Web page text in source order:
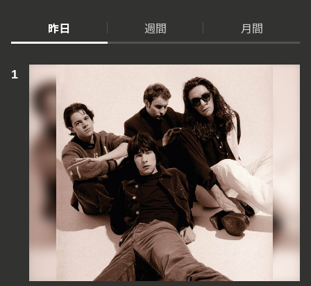
昨日 週間 月間